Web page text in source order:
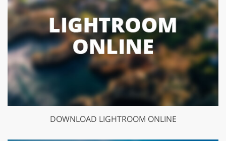
DOWNLOAD LIGHTROOM ONLINE